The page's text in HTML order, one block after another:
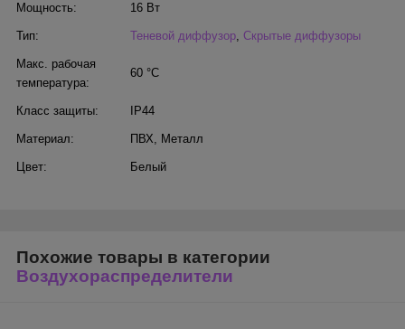
Мощность: 16 Вт
Тип: Теневой диффузор, Скрытые диффузоры
Макс. рабочая
температура:
60 °С
Класс защиты: IP44
Материал: ПВХ, Металл
Цвет: Белый
Похожие товары в категории
Воздухораспределители